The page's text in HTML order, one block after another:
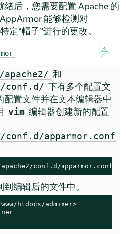
绪后，您需要配置 Apache 的
AppArmor能够检测对
定“帽子”进行的更改。
和
conf.d/ 下有多个配置文
配置文件并在文本编辑器中
vim 编辑器创建新的配置
conf.d/apparmor.conf
conf.d/apparmor.conf
编辑后的文件中。
htdocs/adminer>